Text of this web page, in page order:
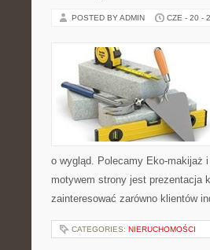
POSTED BY ADMIN CZE - 20 -
o wygląd. Polecamy Eko-makijaż
motywem strony jest prezentacja
zainteresować zarówno klientów
CATEGORIES: NIERUCHOMOŚCI